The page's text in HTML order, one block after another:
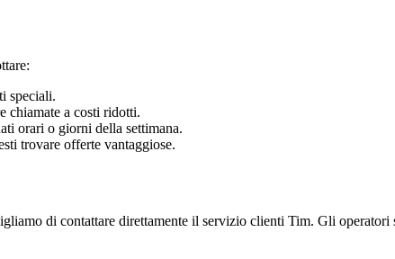
speciali.
chiamate a costi ridotti.
orari o giorni della settimana.
trovare offerte vantaggiose.
di contattare direttamente il servizio clienti Tim. Gli